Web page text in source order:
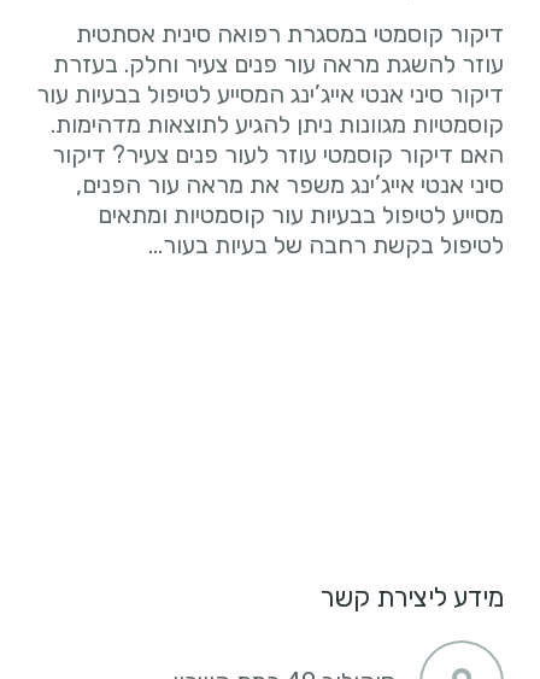
דיקור קוסמטי במסגרת רפואה סינית אסתטית
עוזר להשגת מראה עור פנים צעיר וחלק. בעזרת
דיקור סיני אנטי אייג’ינג המסייע לטיפול בבעיות עור
קוסמטיות מגוונות ניתן להגיע לתוצאות מדהימות.
האם דיקור קוסמטי עוזר לעור פנים צעיר? דיקור
סיני אנטי אייג’ינג משפר את מראה עור הפנים,
מסייע לטיפול בבעיות עור קוסמטיות ומתאים
לטיפול בקשת רחבה של בעיות בעור…
מידע ליצירת קשר